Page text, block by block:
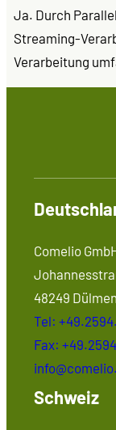
Ja. Durch
Streaming-
Verarbeitung
Comelio
48249 Dülmen
Tel:
Fax:
Schweiz